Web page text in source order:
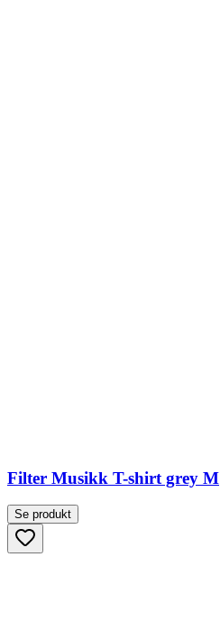
Filter Musikk T-shirt grey M
Se produkt